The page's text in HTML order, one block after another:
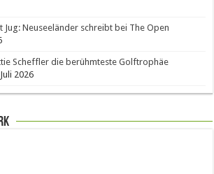
Jug: Neuseeländer schreibt bei The Open
Scheffler die berühmteste Golftrophäe
2026